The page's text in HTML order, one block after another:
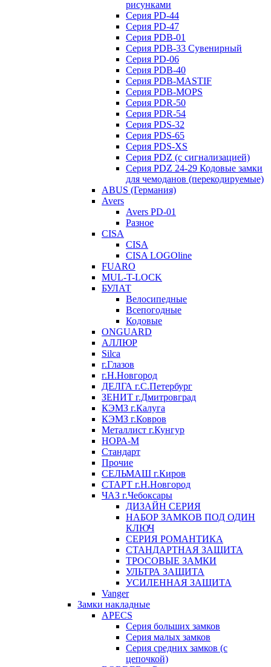
рисунками
Серия PD-44
Серия PD-47
Серия PDB-01
Серия PDB-33 Сувенирный
Серия PD-06
Серия PDB-40
Серия PDB-MASTIF
Серия PDB-MOPS
Серия PDR-50
Серия PDR-54
Серия PDS-32
Серия PDS-65
Серия PDS-XS
Серия PDZ (с сигнализацией)
Серия PDZ 24-29 Кодовые замки
для чемоданов (перекодируемые)
ABUS (Германия)
Avers
Avers PD-01
Разное
CISA
CISA
CISA LOGOline
FUARO
MUL-T-LOCK
БУЛАТ
Велосипедные
Всепогодные
Кодовые
ONGUARD
АЛЛЮР
Silca
г.Глазов
г.Н.Новгород
ДЕЛГА г.С.Петербург
ЗЕНИТ г.Дмитровград
КЭМЗ г.Калуга
КЭМЗ г.Ковров
Металлист г.Кунгур
НОРА-М
Стандарт
Прочие
СЕЛЬМАШ г.Киров
СТАРТ г.Н.Новгород
ЧАЗ г.Чебоксары
ДИЗАЙН СЕРИЯ
НАБОР ЗАМКОВ ПОД ОДИН
КЛЮЧ
СЕРИЯ РОМАНТИКА
СТАНДАРТНАЯ ЗАЩИТА
ТРОСОВЫЕ ЗАМКИ
УЛЬТРА ЗАЩИТА
УСИЛЕННАЯ ЗАЩИТА
Vanger
Замки накладные
APECS
Серия больших замков
Серия малых замков
Серия средних замков (с
цепочкой)